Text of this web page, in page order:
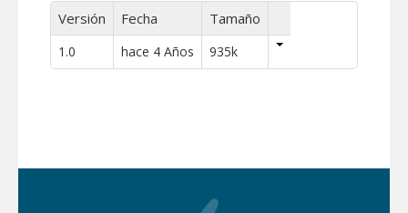
Versión Fecha Tamaño
1.0 hace 4 Años 935k